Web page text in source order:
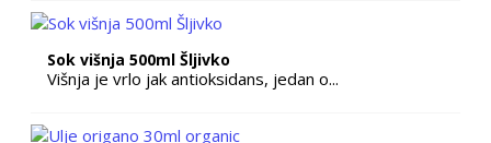
Sok višnja 500ml Šljivko
Višnja je vrlo jak antioksidans, jedan o...